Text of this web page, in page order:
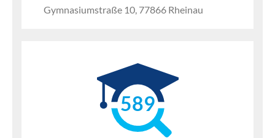
Gymnasiumstraße 10, 77866 Rheinau
589